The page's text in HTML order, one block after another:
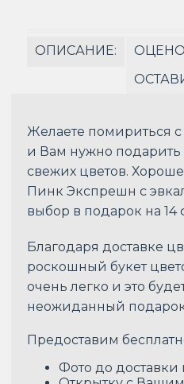
ОПИСАНИЕ:
Желаете помириться
и Вам нужно
свежих цветов.
Пинк Экспрешн с
выбор в подарок на 14
Благодаря доставке
роскошный букет
очень легко и это
неожиданный
Предоставим
Фото до доставки